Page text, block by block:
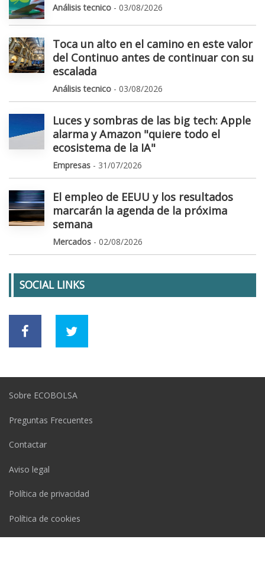
Análisis tecnico - 03/08/2026
Toca un alto en el camino en este valor
del Continuo antes de continuar con su
escalada
Análisis tecnico - 03/08/2026
Luces y sombras de las big tech: Apple
alarma y Amazon "quiere todo el
ecosistema de la IA"
Empresas - 31/07/2026
El empleo de EEUU y los resultados
marcarán la agenda de la próxima
semana
Mercados - 02/08/2026
SOCIAL LINKS
Sobre ECOBOLSA
Preguntas Frecuentes
Contactar
Aviso legal
Política de privacidad
Política de cookies